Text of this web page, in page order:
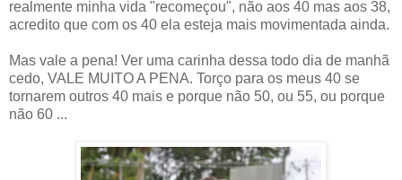
realmente minha vida "recomeçou", não aos 40 mas aos 38,
acredito que com os 40 ela esteja mais movimentada ainda.
Mas vale a pena! Ver uma carinha dessa todo dia de manhã
cedo, VALE MUITO A PENA. Torço para os meus 40 se
tornarem outros 40 mais e porque não 50, ou 55, ou porque
não 60 ...